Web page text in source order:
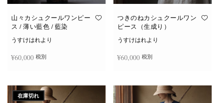
山々カシュクールワンピー
ス / 薄い藍色 / 藍染
うすけはれより
¥60,000 税別
つきのねカシュクールワン
ピース（生成り）
うすけはれより
¥60,000 税別
在庫切れ